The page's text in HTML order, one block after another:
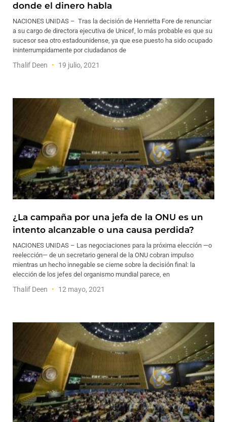
donde el dinero habla
NACIONES UNIDAS – Tras la decisión de Henrietta Fore de renunciar
a su cargo de directora ejecutiva de Unicef, lo más probable es que su
sucesor sea otro estadounidense, ya que ese puesto ha sido ocupado
ininterrumpidamente por ciudadanos de
Thalif Deen 19 julio, 2021
¿La campaña por una jefa de la ONU es un
intento alcanzable o una causa perdida?
NACIONES UNIDAS – Las negociaciones para la próxima elección —o
reelección— de un secretario general de la ONU cobran impulso
mientras un hecho innegable se cierne sobre la decisión final: la
elección de los jefes del organismo mundial parece, en
Thalif Deen 12 mayo, 2021